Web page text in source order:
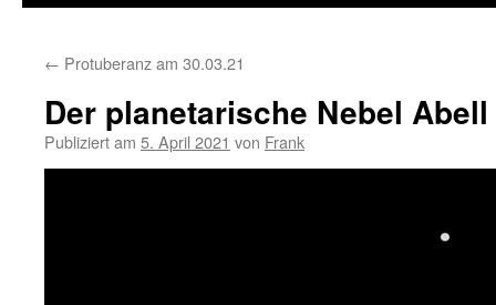
← Protuberanz am 30.03.21
Der planetarische Nebel Abell
Publiziert am 5. April 2021 von Frank